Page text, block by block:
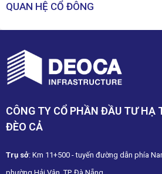
QUAN HỆ CỔ ĐÔNG
CÔNG TY CỔ PHẦN ĐẦU TƯ HẠ
ĐÈO CẢ
Trụ sở: Km 11+500 - tuyến đường dẫn phía